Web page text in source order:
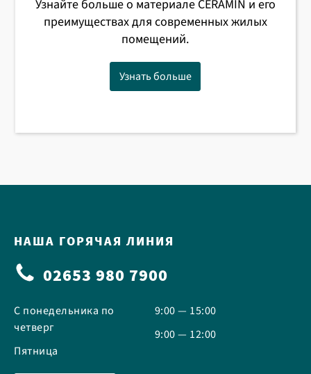
Узнайте больше о материале CERAMIN и его
преимуществах для современных жилых
помещений.
Узнать больше
НАША ГОРЯЧАЯ ЛИНИЯ
02653 980 7900
С понедельника по
четверг
Пятница
9:00 — 15:00
9:00 — 12:00